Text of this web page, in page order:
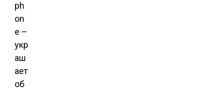
ph
on
e –
укр
аш
ает
об